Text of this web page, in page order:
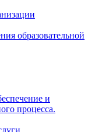
образовательной
и
процесса.